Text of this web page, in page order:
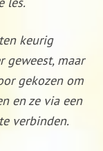
keurig
geweest, maar
gekozen om
en ze via een
verbinden.